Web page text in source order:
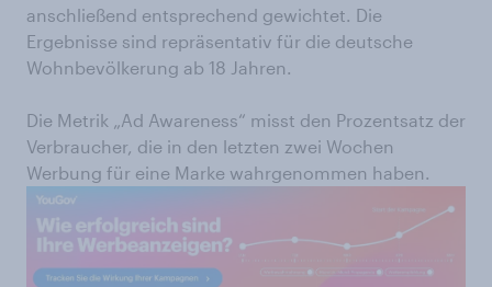
anschließend entsprechend gewichtet. Die
Ergebnisse sind repräsentativ für die deutsche
Wohnbevölkerung ab 18 Jahren.
Die Metrik „Ad Awareness“ misst den Prozentsatz der
Verbraucher, die in den letzten zwei Wochen
Werbung für eine Marke wahrgenommen haben.